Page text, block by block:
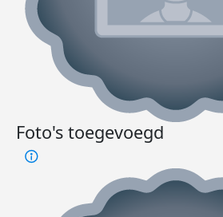
Foto's toegevoegd